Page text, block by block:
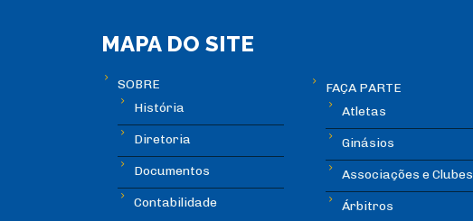
MAPA DO SITE
SOBRE
História
Diretoria
Documentos
Contabilidade
FAÇA PARTE
Atletas
Ginásios
Associações e Clubes
Árbitros